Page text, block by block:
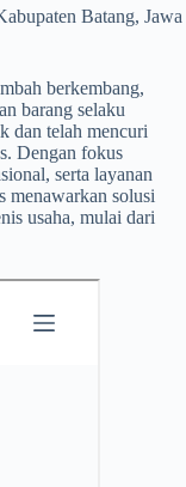
Batang, Jawa
berkembang,
barang selaku
dan telah mencuri
Dengan fokus
serta layanan
menawarkan solusi
usaha, mulai dari